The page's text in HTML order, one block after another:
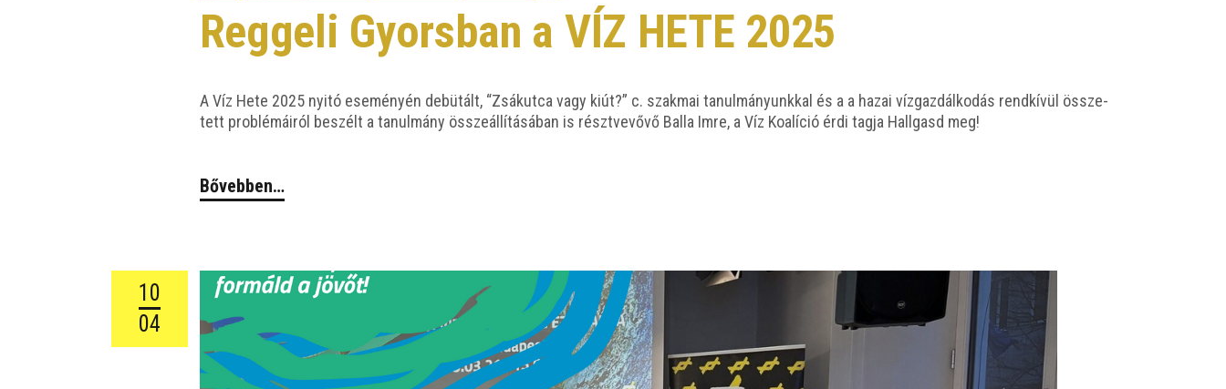
Reggeli Gyorsban a VÍZ HETE 2025
A Víz Hete 2025 nyi­tó ese­mé­nyén debü­tált, “Zsák­ut­ca vagy kiút?” c. szak­mai tanul­má­nyunk­kal és a a hazai víz­gaz­dál­ko­dás rend­kí­vül össze­
tett prob­lé­má­i­ról beszélt a tanul­mány össze­ál­lí­tá­sá­ban is részt­ve­vő­vő Bal­la Imre, a Víz Koa­lí­ció érdi tag­ja Hall­gasd meg!
Bővebben…
10
04